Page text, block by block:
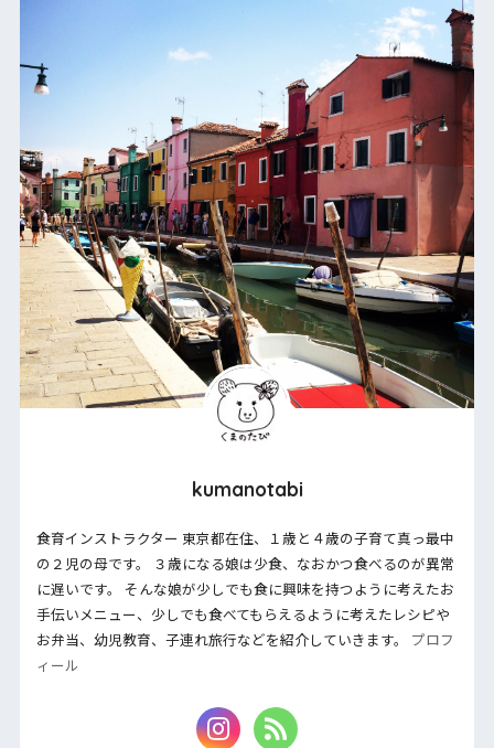
kumanotabi
食育インストラクター 東京都在住、１歳と４歳の子育て真っ最中
の２児の母です。 ３歳になる娘は少食、なおかつ食べるのが異常
に遅いです。 そんな娘が少しでも食に興味を持つように考えたお
手伝いメニュー、少しでも食べてもらえるように考えたレシピや
お弁当、幼児教育、子連れ旅行などを紹介していきます。 プロフ
ィール